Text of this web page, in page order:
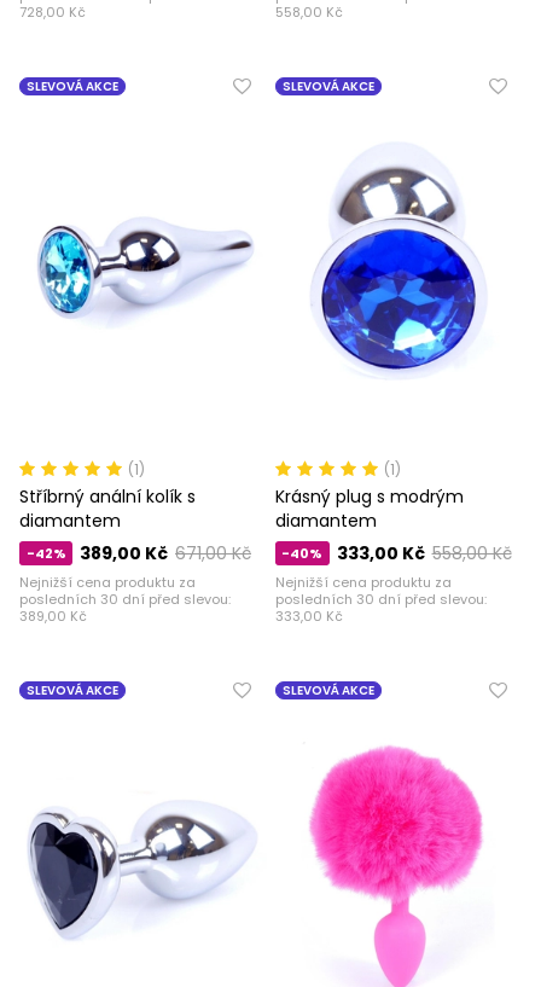
728,00 Kč
558,00 Kč
SLEVOVÁ AKCE
(1)
Stříbrný anální kolík s
diamantem
-42% 671,00 Kč
389,00 Kč
Nejnižší cena produktu za
posledních 30 dní před slevou:
389,00 Kč
SLEVOVÁ AKCE
(1)
Krásný plug s modrým
diamantem
-40% 558,00 Kč
333,00 Kč
Nejnižší cena produktu za
posledních 30 dní před slevou:
333,00 Kč
SLEVOVÁ AKCE SLEVOVÁ AKCE